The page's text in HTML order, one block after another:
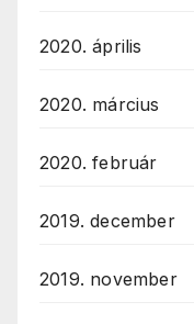
2020. április
2020. március
2020. február
2019. december
2019. november